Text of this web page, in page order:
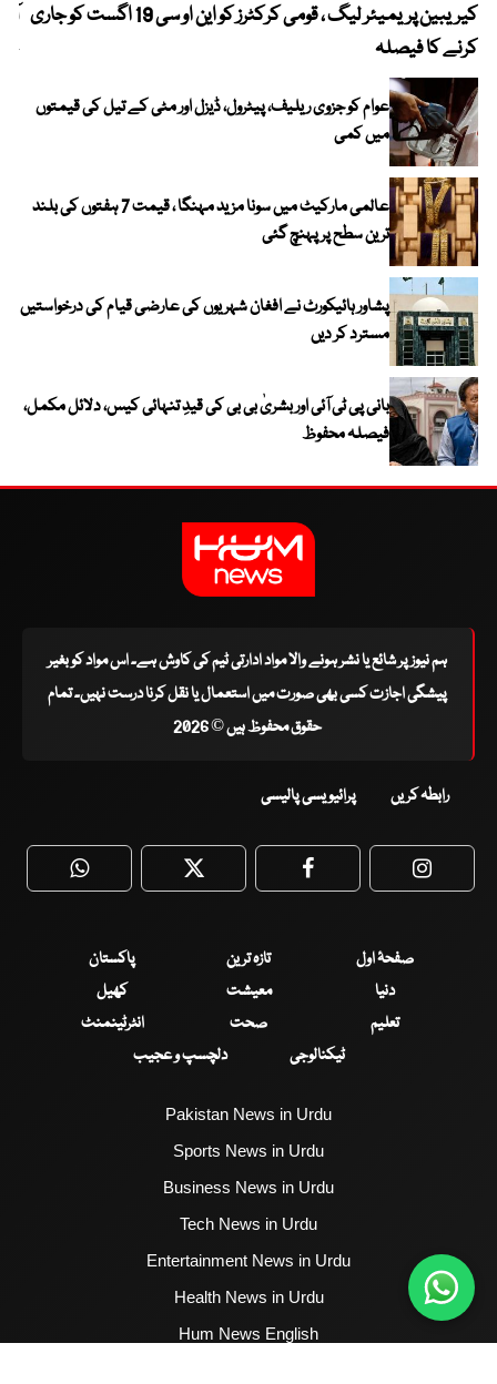
کیریبین پریمیئر لیگ ، قومی کرکٹرز کو این او سی 19 اگست کو جاری
کرنے کا فیصلہ
عوام کو جزوی ریلیف، پیٹرول، ڈیزل اور مٹی کے تیل کی قیمتوں
میں کمی
عالمی مارکیٹ میں سونا مزید مہنگا ، قیمت 7 ہفتوں کی بلند
ترین سطح پر پہنچ گئی
پشاور ہائیکورٹ نے افغان شہریوں کی عارضی قیام کی درخواستیں
مسترد کر دیں
بانی پی ٹی آئی اور بشریٰ بی بی کی قیدِ تنہائی کیس، دلائل مکمل،
فیصلہ محفوظ
ہم نیوز پر شائع یا نشر ہونے والا مواد ادارتی ٹیم کی کاوش ہے۔ اس مواد کو بغیر
پیشگی اجازت کسی بھی صورت میں استعمال یا نقل کرنا درست نہیں۔ تمام
حقوق محفوظ ہیں © 2026
رابطہ کریں پرائیویسی پالیسی
WhatsApp Twitter Facebook
صفحۂ اول تازہ ترین
پاکستان
دنیا
معیشت
کھیل
تعلیم
صحت
انٹرٹینمنٹ
ٹیکنالوجی
دلچسپ و عجیب
Pakistan News in Urdu
Sports News in Urdu
Business News in Urdu
Tech News in Urdu
Entertainment News in Urdu
Health News in Urdu
Hum News English